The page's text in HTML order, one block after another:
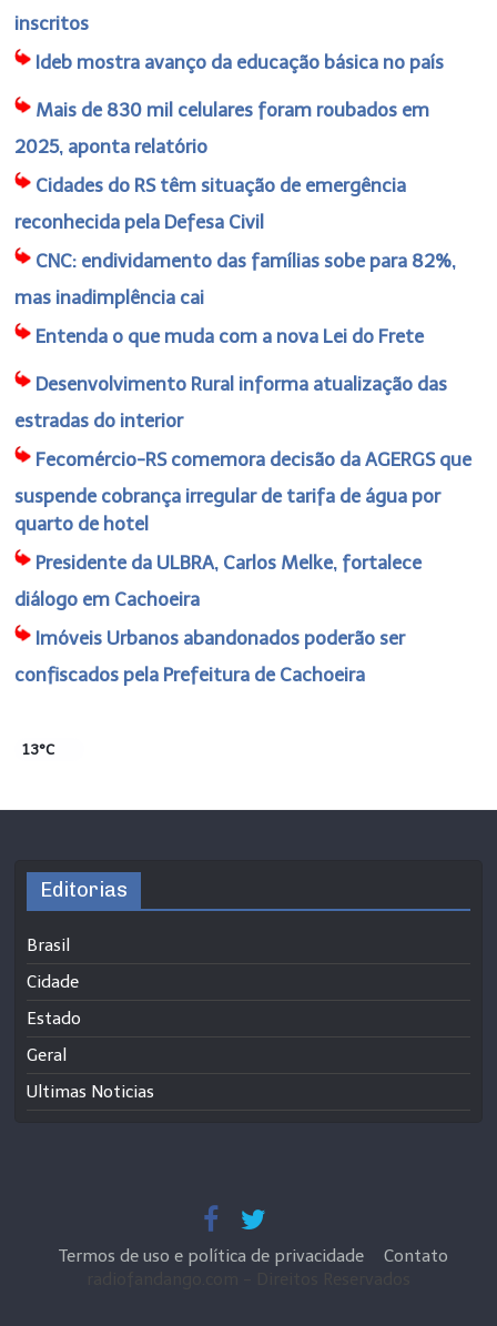
inscritos
Ideb mostra avanço da educação básica no país
Mais de 830 mil celulares foram roubados em
2025, aponta relatório
Cidades do RS têm situação de emergência
reconhecida pela Defesa Civil
CNC: endividamento das famílias sobe para 82%,
mas inadimplência cai
Entenda o que muda com a nova Lei do Frete
Desenvolvimento Rural informa atualização das
estradas do interior
Fecomércio-RS comemora decisão da AGERGS que
suspende cobrança irregular de tarifa de água por
quarto de hotel
Presidente da ULBRA, Carlos Melke, fortalece
diálogo em Cachoeira
Imóveis Urbanos abandonados poderão ser
confiscados pela Prefeitura de Cachoeira
13°C
Editorias
Brasil
Cidade
Estado
Geral
Ultimas Noticias
Termos de uso e política de privacidade
Contato